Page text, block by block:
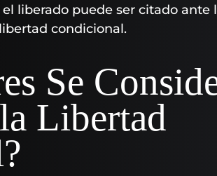
liberado puede ser citado ante
condicional.
Se
Libertad